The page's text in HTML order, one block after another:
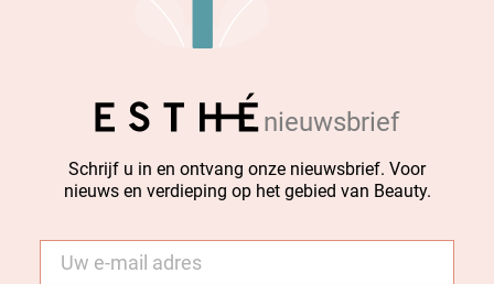
nieuwsbrief
Schrijf u in en ontvang onze nieuwsbrief. Voor
nieuws en verdieping op het gebied van Beauty.
mail *